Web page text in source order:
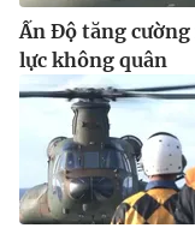
Ấn Độ tăng cường
lực không quân